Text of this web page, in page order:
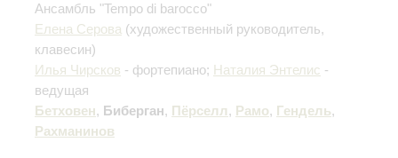
Ансамбль "Tempo di barocco"
Елена Серова (художественный руководитель,
клавесин)
Илья Чирсков - фортепиано; Наталия Энтелис -
ведущая
Бетховен, Биберган, Пёрселл, Рамо, Гендель,
Рахманинов